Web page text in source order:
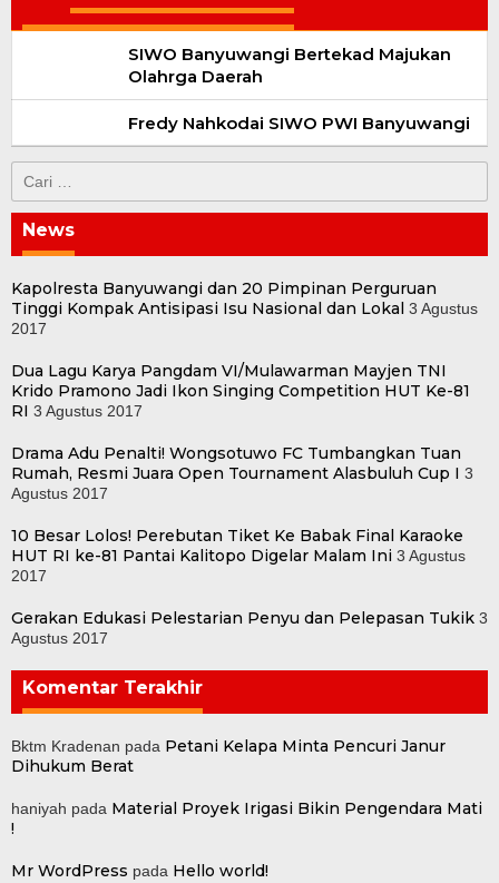
SIWO Banyuwangi Bertekad Majukan
Olahrga Daerah
Fredy Nahkodai SIWO PWI Banyuwangi
untuk:
News
Kapolresta Banyuwangi dan 20 Pimpinan Perguruan
Tinggi Kompak Antisipasi Isu Nasional dan Lokal 3 Agustus
2017
Dua Lagu Karya Pangdam VI/Mulawarman Mayjen TNI
Krido Pramono Jadi Ikon Singing Competition HUT Ke-81
RI 3 Agustus 2017
Drama Adu Penalti! Wongsotuwo FC Tumbangkan Tuan
Rumah, Resmi Juara Open Tournament Alasbuluh Cup I 3
Agustus 2017
10 Besar Lolos! Perebutan Tiket Ke Babak Final Karaoke
HUT RI ke-81 Pantai Kalitopo Digelar Malam Ini 3 Agustus
2017
Gerakan Edukasi Pelestarian Penyu dan Pelepasan Tukik 3
Agustus 2017
Komentar Terakhir
Bktm Kradenan pada Petani Kelapa Minta Pencuri Janur
Dihukum Berat
haniyah pada Material Proyek Irigasi Bikin Pengendara Mati
!
Mr WordPress pada Hello world!